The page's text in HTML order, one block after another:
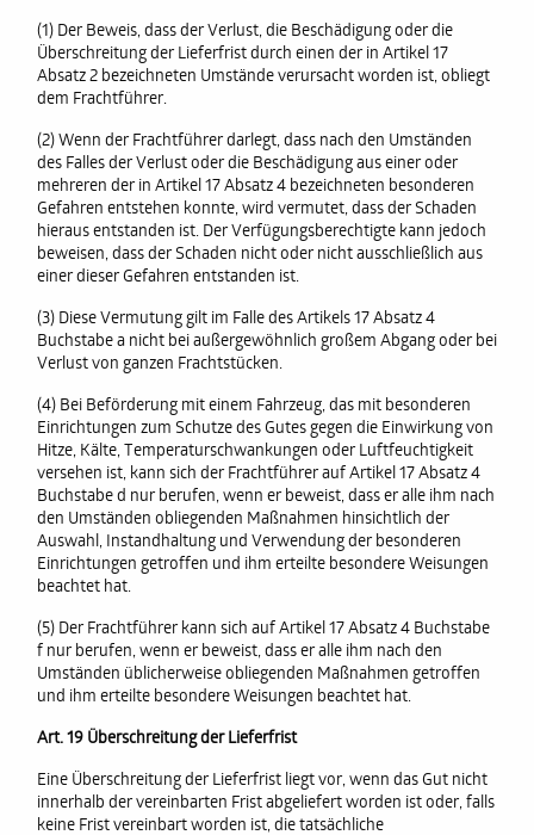
(1) Der Beweis, dass der Verlust, die Beschädigung oder die
Überschreitung der Lieferfrist durch einen der in Artikel 17
Absatz 2 bezeichneten Umstände verursacht worden ist, obliegt
dem Frachtführer.
(2) Wenn der Frachtführer darlegt, dass nach den Umständen
des Falles der Verlust oder die Beschädigung aus einer oder
mehreren der in Artikel 17 Absatz 4 bezeichneten besonderen
Gefahren entstehen konnte, wird vermutet, dass der Schaden
hieraus entstanden ist. Der Verfügungsberechtigte kann jedoch
beweisen, dass der Schaden nicht oder nicht ausschließlich aus
einer dieser Gefahren entstanden ist.
(3) Diese Vermutung gilt im Falle des Artikels 17 Absatz 4
Buchstabe a nicht bei außergewöhnlich großem Abgang oder bei
Verlust von ganzen Frachtstücken.
(4) Bei Beförderung mit einem Fahrzeug, das mit besonderen
Einrichtungen zum Schutze des Gutes gegen die Einwirkung von
Hitze, Kälte, Temperaturschwankungen oder Luftfeuchtigkeit
versehen ist, kann sich der Frachtführer auf Artikel 17 Absatz 4
Buchstabe d nur berufen, wenn er beweist, dass er alle ihm nach
den Umständen obliegenden Maßnahmen hinsichtlich der
Auswahl, Instandhaltung und Verwendung der besonderen
Einrichtungen getroffen und ihm erteilte besondere Weisungen
beachtet hat.
(5) Der Frachtführer kann sich auf Artikel 17 Absatz 4 Buchstabe
f nur berufen, wenn er beweist, dass er alle ihm nach den
Umständen üblicherweise obliegenden Maßnahmen getroffen
und ihm erteilte besondere Weisungen beachtet hat.
Art. 19 Überschreitung der Lieferfrist
Eine Überschreitung der Lieferfrist liegt vor, wenn das Gut nicht
innerhalb der vereinbarten Frist abgeliefert worden ist oder, falls
keine Frist vereinbart worden ist, die tatsächliche